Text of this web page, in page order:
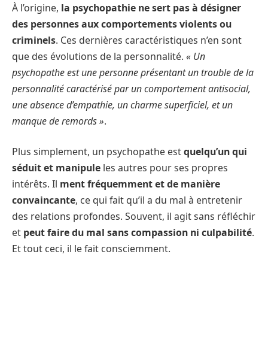
À l’origine, la psychopathie ne sert pas à désigner
des personnes aux comportements violents ou
criminels. Ces dernières caractéristiques n’en sont
que des évolutions de la personnalité. « Un
psychopathe est une personne présentant un trouble de la
personnalité caractérisé par un comportement antisocial,
une absence d’empathie, un charme superficiel, et un
manque de remords ».
Plus simplement, un psychopathe estquelqu’un qui
séduit et manipule les autres pour ses propres
intérêts. Il ment fréquemment et de manière
convaincante, ce qui fait qu’il a du mal à entretenir
des relations profondes. Souvent, il agit sans réfléchir
et peut faire du mal sans compassion ni culpabilité.
Et tout ceci, il le fait consciemment.